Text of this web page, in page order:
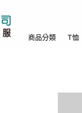
商品分類 T恤